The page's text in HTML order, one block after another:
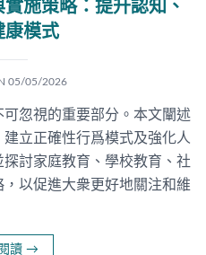
施策略：提升認知、
康模式
05/05/2026
忽視的重要部分。本文闡述
立正確性行爲模式及強化人
討家庭教育、學校教育、社
以促進大衆更好地關注和維
讀 →